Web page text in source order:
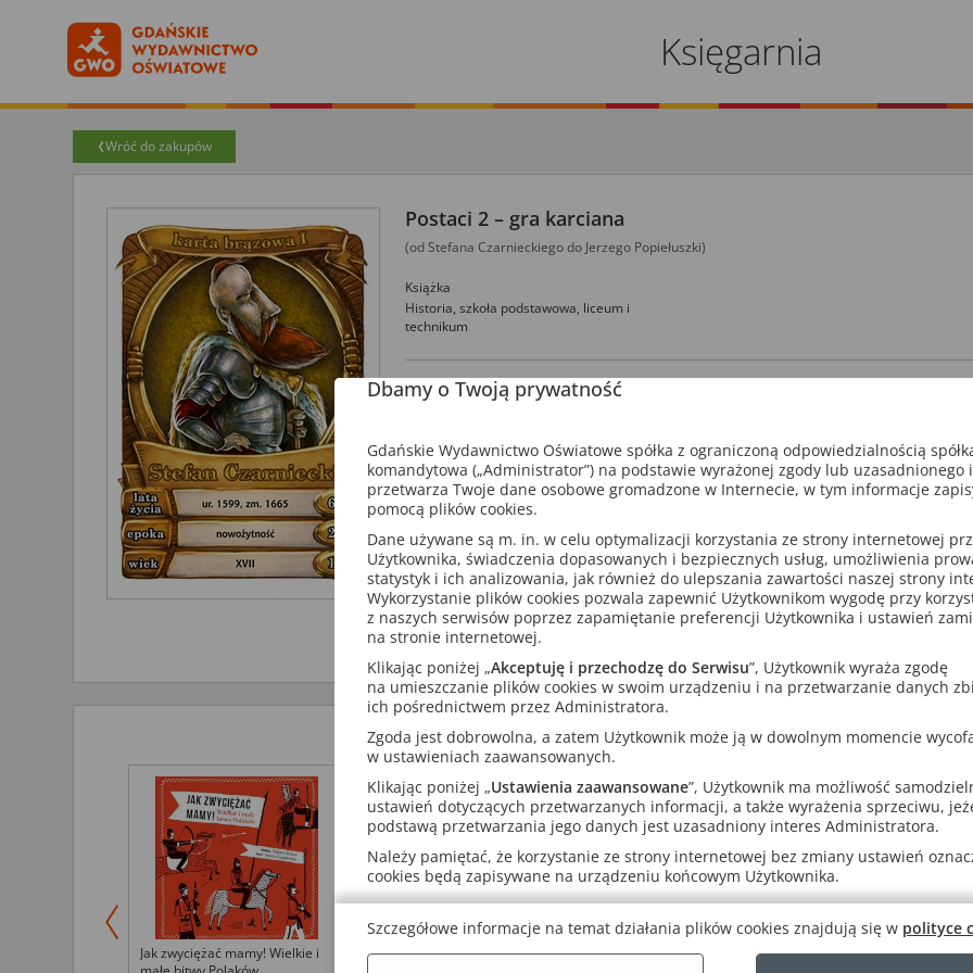
Księgarnia
Wróć do zakupów
Postaci 2 – gra karciana
(od Stefana Czarnieckiego do Jerzego Popiełuszki)
Książka
Historia, szkoła podstawowa, liceum i
technikum
Dzięki grze Postaci
się bawiąc.
W drugiej odsłonie naszej gry skupiamy się na kolejnych ważnych
Marii Skłodowskiej-Curie czy Józefie Piłsudskim.
Zestaw zawiera karty z wizerunkami postaci. Na awersie każdej z nich
kategorie związane z daną osobą, a na rewersie – sześć. Są to: „lata życia”,
„wiek”, „pełnione funkcje”, „polityka”, „wojna”, „kultura”, „religia” i „nauka”.
kategoriom przypisana jest odpowiednia liczba punktów.Postaci 2 jest
karcianejPostaci.
Inni klienci kupili także
Jak zwyciężać mamy! Wielkie i
Dobrochna, wstawaj! Historia
Labirynty kultury
Labirynty sztuki
Dbamy o Twoją prywatność
Gdańskie Wydawnictwo Oświatowe spółka z ograniczoną odpowiedzialnością
komandytowa („Administrator”) na podstawie wyrażonej zgody lub uzasadnionego
przetwarza Twoje dane osobowe gromadzone w Internecie, w tym informacje
pomocą plików cookies.
Dane używane są m. in. w celu optymalizacji korzystania ze strony internetowej
Użytkownika, świadczenia dopasowanych i bezpiecznych usług, umożliwienia
statystyk i ich analizowania, jak również do ulepszania zawartości naszej strony
Wykorzystanie plików cookies pozwala zapewnić Użytkownikom wygodę przy
z naszych serwisów poprzez zapamiętanie preferencji Użytkownika i ustawień
na stronie internetowej.
Klikając poniżej „Akceptuję i przechodzę do Serwisu”, Użytkownik wyraża zgodę
na umieszczanie plików cookies w swoim urządzeniu i na przetwarzanie danych
ich pośrednictwem przez Administratora.
Zgoda jest dobrowolna, a zatem Użytkownik może ją w dowolnym momencie
w ustawieniach zaawansowanych.
Klikając poniżej „Ustawienia zaawansowane”, Użytkownik ma możliwość
ustawień dotyczących przetwarzanych informacji, a także wyrażenia sprzeciwu,
podstawą przetwarzania jego danych jest uzasadniony interes Administratora.
Należy pamiętać, że korzystanie ze strony internetowej bez zmiany ustawień
cookies będą zapisywane na urządzeniu końcowym Użytkownika.
Szczegółowe informacje na temat działania plików cookies znajdują się w polityce